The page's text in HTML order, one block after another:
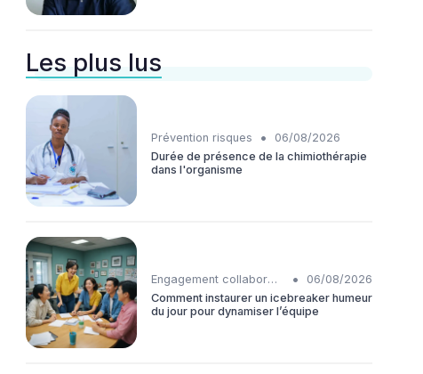
Les plus lus
Prévention risques •
06/08/2026
Durée de présence de la chimiothérapie
dans l'organisme
Engagement collaborateurs •
06/08/2026
Comment instaurer un icebreaker humeur
du jour pour dynamiser l’équipe